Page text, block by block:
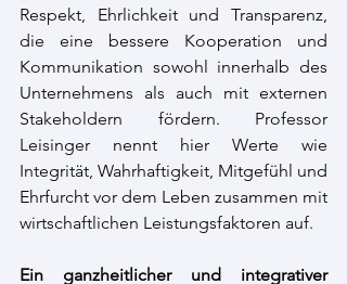
Respekt, Ehrlichkeit und Transparenz,
die eine bessere Kooperation und
Kommunikation sowohl innerhalb des
Unternehmens als auch mit externen
Stakeholdern fördern. Professor
Leisinger nennt hier Werte wie
Integrität, Wahrhaftigkeit, Mitgefühl und
Ehrfurcht vor dem Leben zusammen mit
wirtschaftlichen Leistungsfaktoren auf.
Ein ganzheitlicher und integrativer